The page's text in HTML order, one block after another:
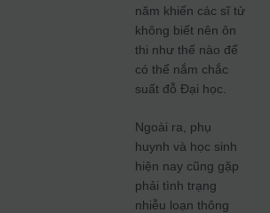
năm khiến các sĩ tử
không biết nên ôn
thi như thế nào để
có thể nắm chắc
suất đỗ Đại học.
Ngoài ra, phụ
huynh và học sinh
hiện nay cũng gặp
phải tình trạng
nhiễu loạn thông